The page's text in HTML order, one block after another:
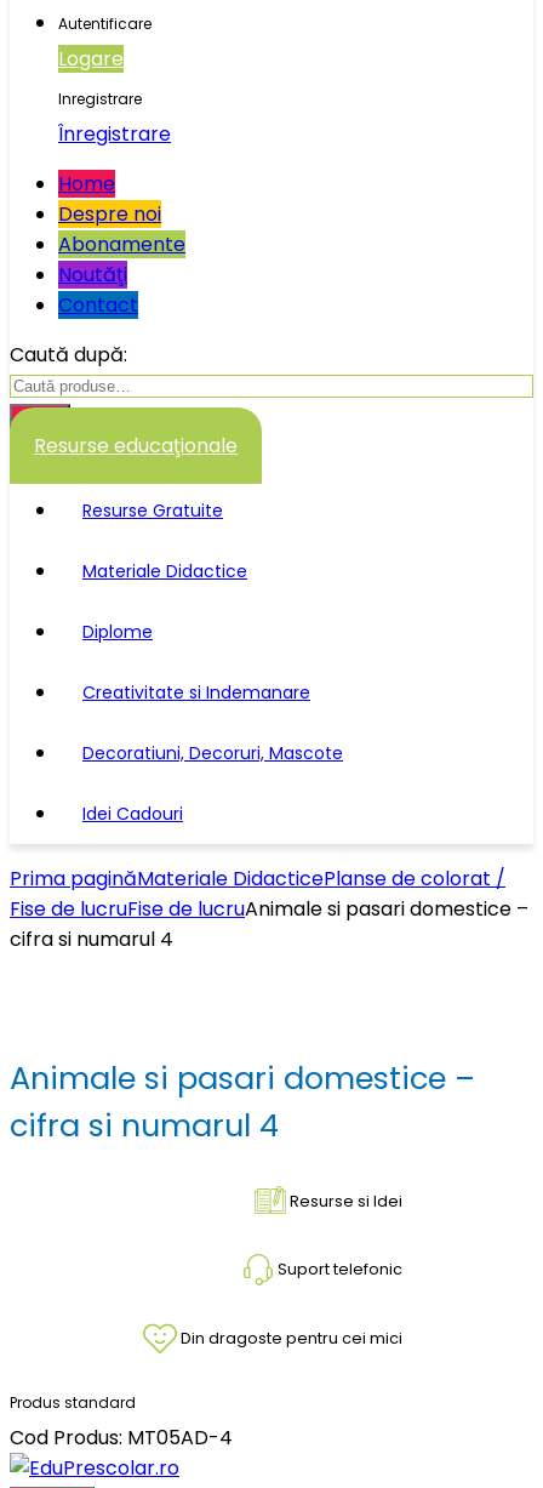
Autentificare
Logare
Inregistrare
Înregistrare
Home
Despre noi
Abonamente
Noutăţi
Contact
Caută după:
Caută
Resurse educaţionale
Resurse Gratuite
Materiale Didactice
Diplome
Creativitate si Indemanare
Decoratiuni, Decoruri, Mascote
Idei Cadouri
Prima paginăMateriale DidacticePlanse de colorat /
Fise de lucruFise de lucruAnimale si pasari domestice –
cifra si numarul 4
Animale si pasari domestice –
cifra si numarul 4
Resurse si Idei
Suport telefonic
Din dragoste pentru cei mici
Produs standard
Cod Produs: MT05AD-4